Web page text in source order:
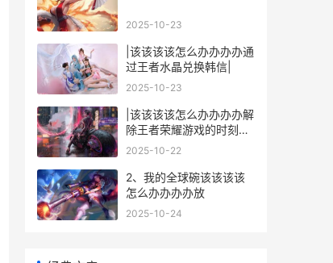
2025-10-23
|该该该该怎么办办办办通
过王者水晶兑换韩信|
2025-10-23
|该该该该怎么办办办办解
除王者荣耀游戏的时刻限
制|
2025-10-22
2、我的全球碗该该该该
怎么办办办办放
2025-10-24